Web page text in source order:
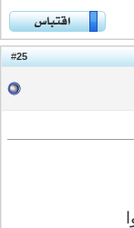
25